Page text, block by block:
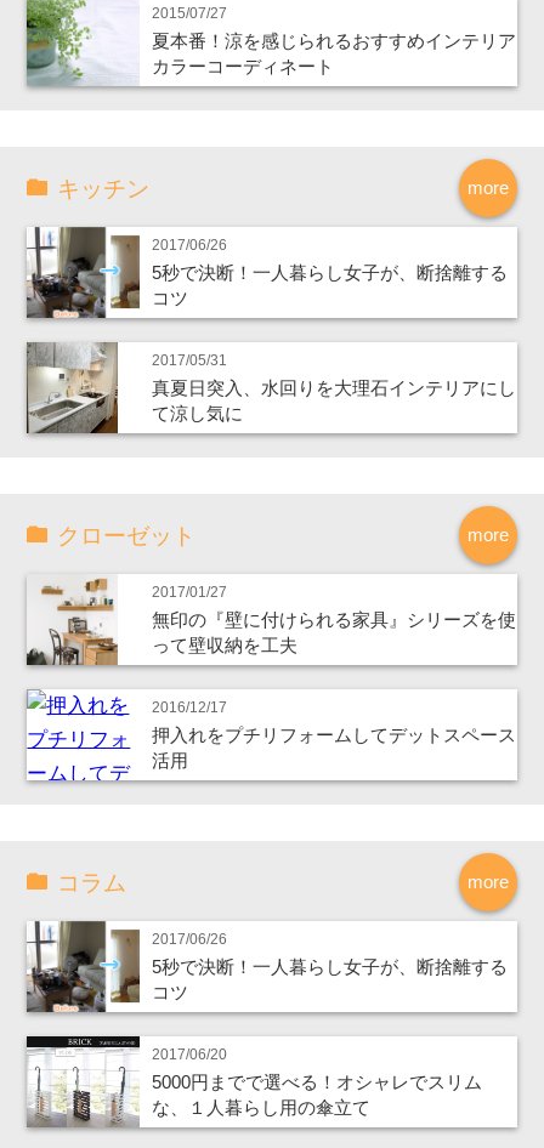
2015/07/27
夏本番！涼を感じられるおすすめインテリア
カラーコーディネート
more
キッチン
2017/06/26
5秒で決断！一人暮らし女子が、断捨離する
コツ
2017/05/31
真夏日突入、水回りを大理石インテリアにし
て涼し気に
more
クローゼット
2017/01/27
無印の『壁に付けられる家具』シリーズを使
って壁収納を工夫
2016/12/17
押入れをプチリフォームしてデットスペース
活用
more
コラム
2017/06/26
5秒で決断！一人暮らし女子が、断捨離する
コツ
2017/06/20
5000円までで選べる！オシャレでスリム
な、１人暮らし用の傘立て